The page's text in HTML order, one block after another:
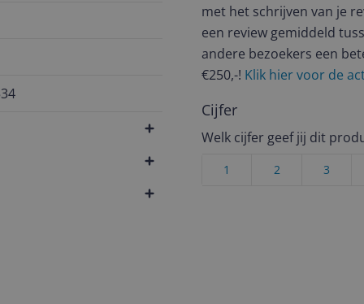
met het schrijven van je
een review gemiddeld
andere bezoekers een
€250,-! Klik hier voor de
Cijfer
Welk cijfer geef jij dit
3
2
1